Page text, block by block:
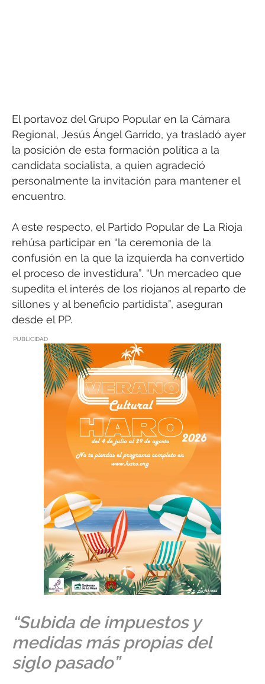
El portavoz del Grupo Popular en la Cámara
Regional, Jesús Ángel Garrido, ya trasladó ayer
la posición de esta formación política a la
candidata socialista, a quien agradeció
personalmente la invitación para mantener el
encuentro.
A este respecto, el Partido Popular de La Rioja
rehúsa participar en “la ceremonia de la
confusión en la que la izquierda ha convertido
el proceso de investidura”. “Un mercadeo que
supedita el interés de los riojanos al reparto de
sillones y al beneficio partidista”, aseguran
desde el PP.
PUBLICIDAD
“Subida de impuestos y
medidas más propias del
siglo pasado”